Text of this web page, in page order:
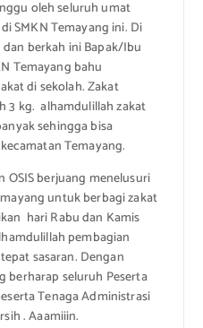
oleh seluruh umat
SMKN Temayang ini. Di
berkah ini Bapak/Ibu
Temayang bahu
di sekolah. Zakat
3 kg. alhamdulillah zakat
sehingga bisa
Temayang.
OSIS berjuang menelusuri
untuk berbagi zakat
hari Rabu dan Kamis
pembagian
sasaran. Dengan
berharap seluruh Peserta
Tenaga Administrasi
. Aaamiiin.